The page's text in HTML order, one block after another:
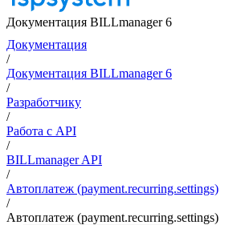
Документация BILLmanager 6
Документация
/
Документация BILLmanager 6
/
Разработчику
/
Работа с API
/
BILLmanager API
/
Автоплатеж (payment.recurring.settings)
/
Автоплатеж (payment.recurring.settings)